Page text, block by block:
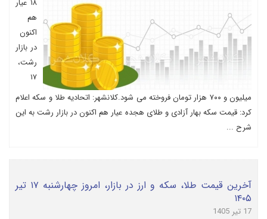
۱۸ عیار
هم
اکنون
در بازار
رشت،
۱۷
میلیون و ۷۰۰ هزار تومان فروخته می شود.کلانشهر: اتحادیه طلا و سکه اعلام
کرد: قیمت سکه بهار آزادی و طلای هجده عیار هم اکنون در بازار رشت به این
شرح ...
آخرین قیمت طلا، سکه و ارز در بازار، امروز چهارشنبه ۱۷ تیر
۱۴۰۵
17 تیر 1405